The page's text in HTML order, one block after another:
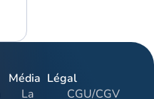
Média
La
Légal
CGU/CGV